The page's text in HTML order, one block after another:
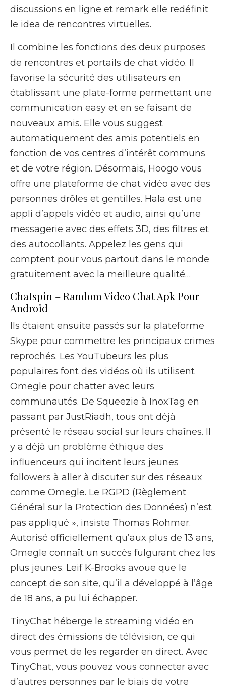
discussions en ligne et remark elle redéfinit
le idea de rencontres virtuelles.
Il combine les fonctions des deux purposes
de rencontres et portails de chat vidéo. Il
favorise la sécurité des utilisateurs en
établissant une plate-forme permettant une
communication easy et en se faisant de
nouveaux amis. Elle vous suggest
automatiquement des amis potentiels en
fonction de vos centres d’intérêt communs
et de votre région. Désormais, Hoogo vous
offre une plateforme de chat vidéo avec des
personnes drôles et gentilles. Hala est une
appli d’appels vidéo et audio, ainsi qu’une
messagerie avec des effets 3D, des filtres et
des autocollants. Appelez les gens qui
comptent pour vous partout dans le monde
gratuitement avec la meilleure qualité…
Chatspin – Random Video Chat Apk Pour
Android
Ils étaient ensuite passés sur la plateforme
Skype pour commettre les principaux crimes
reprochés. Les YouTubeurs les plus
populaires font des vidéos où ils utilisent
Omegle pour chatter avec leurs
communautés. De Squeezie à InoxTag en
passant par JustRiadh, tous ont déjà
présenté le réseau social sur leurs chaînes. Il
y a déjà un problème éthique des
influenceurs qui incitent leurs jeunes
followers à aller à discuter sur des réseaux
comme Omegle. Le RGPD (Règlement
Général sur la Protection des Données) n’est
pas appliqué », insiste Thomas Rohmer.
Autorisé officiellement qu’aux plus de 13 ans,
Omegle connaît un succès fulgurant chez les
plus jeunes. Leif K-Brooks avoue que le
concept de son site, qu’il a développé à l’âge
de 18 ans, a pu lui échapper.
TinyChat héberge le streaming vidéo en
direct des émissions de télévision, ce qui
vous permet de les regarder en direct. Avec
TinyChat, vous pouvez vous connecter avec
d’autres personnes par le biais de votre